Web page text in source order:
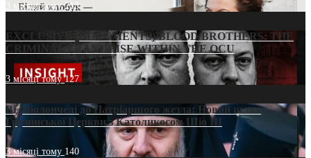
3 місяці тому213
EXCLUSIVE (DOCUMENTS)/BLOOD BROTHERS: THE
CRIMINAL FRANCHISE WITHIN THE OCU
3 місяці тому127
Від віолончелі до Патріаршого жезла: Новий шлях
Грузинської Церкви з Католикосом Шіо III
3 місяці тому 140